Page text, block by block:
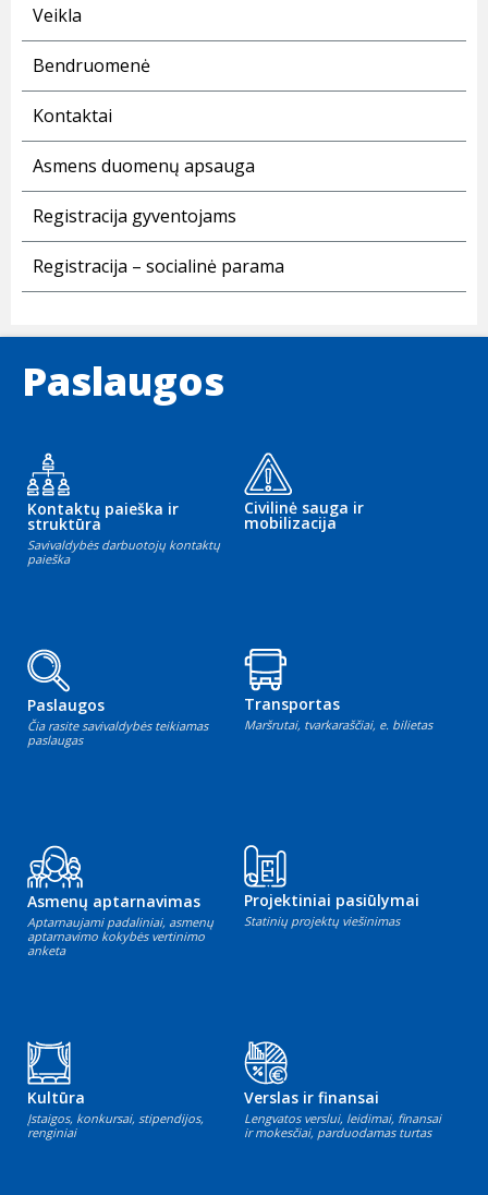
Veikla
Bendruomenė
Kontaktai
Asmens duomenų apsauga
Registracija gyventojams
Registracija – socialinė parama
Paslaugos
Kontaktų paieška ir
struktūra
Savivaldybės darbuotojų kontaktų
paieška
Civilinė sauga ir
mobilizacija
Paslaugos
Čia rasite savivaldybės teikiamas
paslaugas
Transportas
Maršrutai, tvarkaraščiai, e. bilietas
Asmenų aptarnavimas
Aptarnaujami padaliniai, asmenų
aptarnavimo kokybės vertinimo
anketa
Projektiniai pasiūlymai
Statinių projektų viešinimas
Kultūra
Įstaigos, konkursai, stipendijos,
renginiai
Verslas ir finansai
Lengvatos verslui, leidimai, finansai
ir mokesčiai, parduodamas turtas